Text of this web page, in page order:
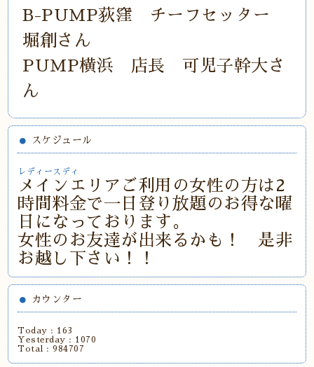
B-PUMP荻窪 チーフセッター
堀創さん
PUMP横浜 店長 可児子幹大さ
ん
スケジュール
レディースディ
メインエリアご利用の女性の方は2
時間料金で一日登り放題のお得な曜
日になっております。
女性のお友達が出来るかも！ 是非
お越し下さい！！
カウンター
Today : 163
Yesterday : 1070
Total :984707